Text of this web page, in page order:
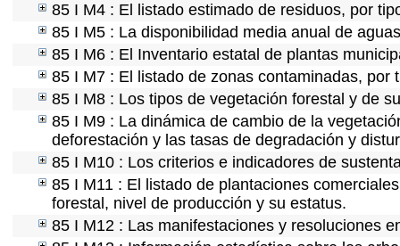
85 I M4 : El listado estimado de residuos, por
85 I M5 : La disponibilidad media anual de
85 I M6 : El Inventario estatal de plantas
85 I M7 : El listado de zonas contaminadas, por
85 I M8 : Los tipos de vegetación forestal y de
85 I M9 : La dinámica de cambio de la
deforestación y las tasas de degradación y
85 I M10 : Los criterios e indicadores de
85 I M11 : El listado de plantaciones
forestal, nivel de producción y su estatus.
85 I M12 : Las manifestaciones y resoluciones